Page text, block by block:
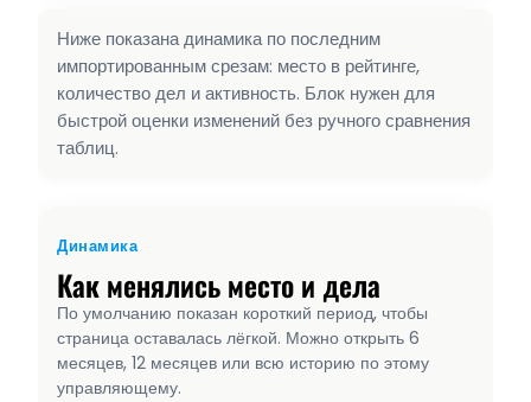
Ниже показана динамика по последним
импортированным срезам: место в рейтинге,
количество дел и активность. Блок нужен для
быстрой оценки изменений без ручного сравнения
таблиц.
Динамика
Как менялись место и дела
По умолчанию показан короткий период, чтобы
страница оставалась лёгкой. Можно открыть 6
месяцев, 12 месяцев или всю историю по этому
управляющему.